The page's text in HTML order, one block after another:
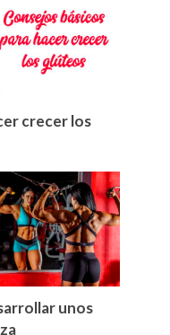
crecer los
unos